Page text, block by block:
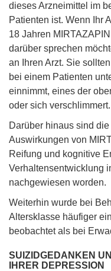
dieses Arzneimittel im
Patienten ist. Wenn Ihr
18 Jahren
darüber sprechen
an Ihren Arzt. Sie
bei einem Patienten
einnimmt, eines der
oder sich verschlimmert.
Darüber hinaus sind
Auswirkungen von
Reifung und kognitive
Verhaltensentwicklung
nachgewiesen worden.
Weiterhin wurde bei
Altersklasse häufiger
beobachtet als bei
SUIZIDGEDANKEN
IHRER DEPRESSION